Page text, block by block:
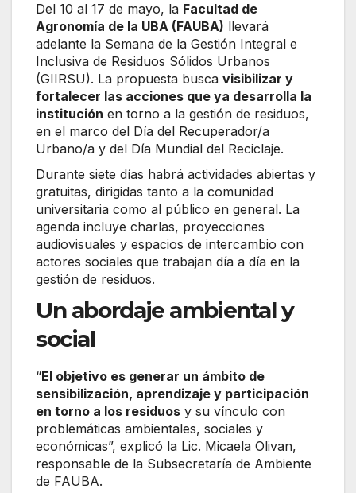
Del 10 al 17 de mayo, la Facultad de
Agronomía de la UBA (FAUBA) llevará
adelante la Semana de la Gestión Integral e
Inclusiva de Residuos Sólidos Urbanos
(GIIRSU). La propuesta busca visibilizar y
fortalecer las acciones que ya desarrolla la
institución en torno a la gestión de residuos,
en el marco del Día del Recuperador/a
Urbano/a y del Día Mundial del Reciclaje.
Durante siete días habrá actividades abiertas y
gratuitas, dirigidas tanto a la comunidad
universitaria como al público en general. La
agenda incluye charlas, proyecciones
audiovisuales y espacios de intercambio con
actores sociales que trabajan día a día en la
gestión de residuos.
Un abordaje ambiental y
social
“El objetivo es generar un ámbito de
sensibilización, aprendizaje y participación
en torno a los residuos y su vínculo con
problemáticas ambientales, sociales y
económicas”, explicó la Lic. Micaela Olivan,
responsable de la Subsecretaría de Ambiente
de FAUBA.